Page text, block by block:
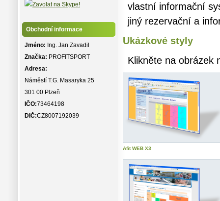
Obchodní informace
Jméno: Ing. Jan Zavadil
Značka: PROFITSPORT
Adresa:
Náměstí T.G. Masaryka 25
301 00 Plzeň
IČO:73464198
DIČ:CZ8007192039
vlastní informační
jiný rezervační a
Ukázkové styly
Klikněte na obrázek
Afit WEB X3